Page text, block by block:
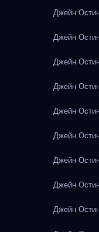
Джейн
Джейн
Джейн
Джейн
Джейн
Джейн
Джейн
Джейн
Джейн